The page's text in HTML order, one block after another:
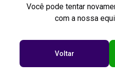
Você pode tentar
com a nossa
Voltar